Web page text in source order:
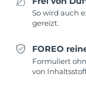
So wird auch
gereizt.
FOREO
Formuliert
von